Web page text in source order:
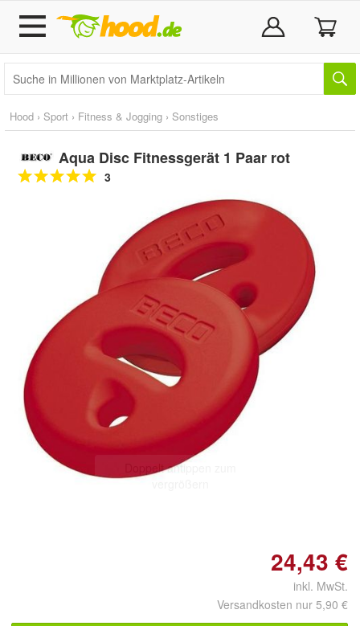
Hood › Sport › Fitness & Jogging › Sonstiges
Aqua Disc Fitnessgerät 1 Paar rot
3
Doppelt antippen zum
24,43 €
inkl. MwSt.
Versandkosten nur 5,90 €